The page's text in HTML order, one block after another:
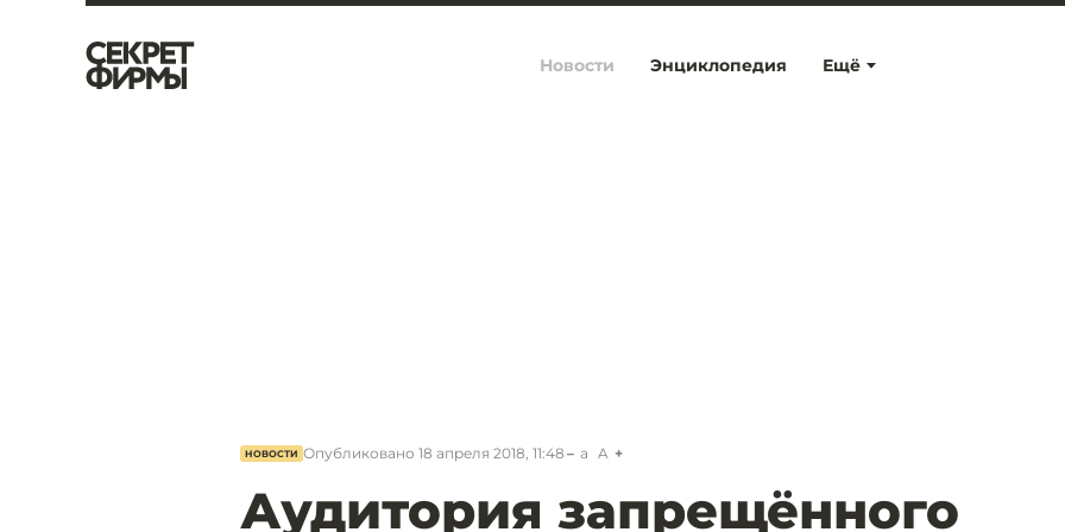
Ещё
Новости Энциклопедия
НОВОСТИ Опубликовано 18 апреля 2018, 11:48 a A
Аудитория запрещённого